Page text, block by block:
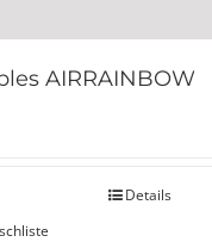
AIRRAINBOW
Details